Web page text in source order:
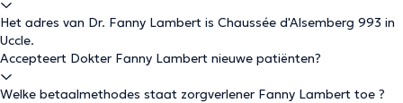
Het adres van Dr. Fanny Lambert is Chaussée d'Alsemberg 993 in
Uccle.
Accepteert Dokter Fanny Lambert nieuwe patiënten?
Welke betaalmethodes staat zorgverlener Fanny Lambert toe ?